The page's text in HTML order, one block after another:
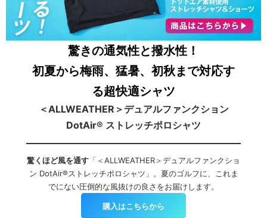
驚きの通気性と撥水性！
初夏から梅雨、猛暑、初秋まで対応す
る超快適シャツ
＜ALLWEATHER＞デュアルファンクション
DotAir® ストレッチポロシャツ
驚くほど風を通す 「＜ALLWEATHER＞デュアルファンクショ
ン DotAir®ストレッチポロシャツ」。夏のゴルフに、これま
でにない圧倒的な風抜けの良さをお届けします。
購入はこちらから